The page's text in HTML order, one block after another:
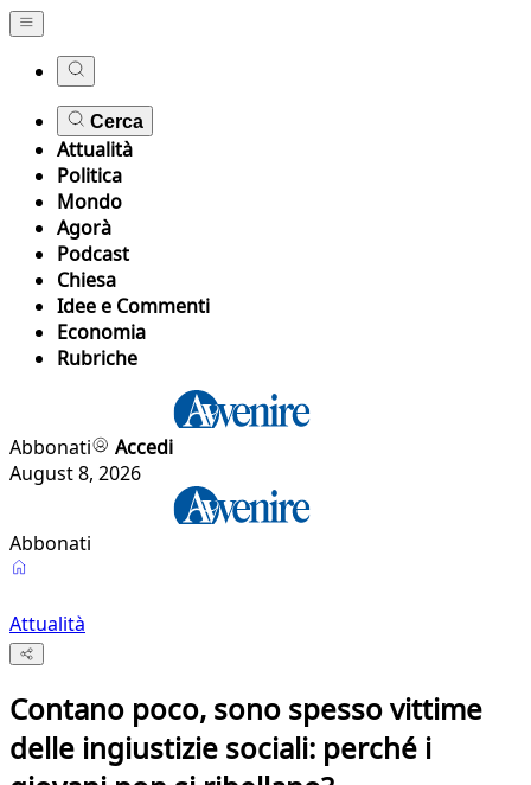
Cerca
Attualità
Politica
Mondo
Agorà
Podcast
Chiesa
Idee e Commenti
Economia
Rubriche
Abbonati
Accedi
August 8, 2026
Abbonati
Attualità
Contano poco, sono spesso vittime
delle ingiustizie sociali: perché i